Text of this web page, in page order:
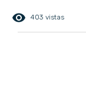
remove_red_eye 403 vistas